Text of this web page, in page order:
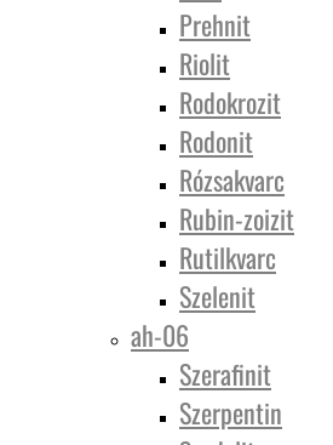
Prehnit
Riolit
Rodokrozit
Rodonit
Rózsakvarc
Rubin-zoizit
Rutilkvarc
Szelenit
ah-06
Szerafinit
Szerpentin